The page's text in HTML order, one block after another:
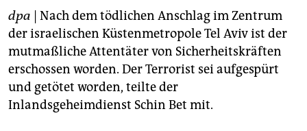
fragen & hilfe
unterstützen
abo
genossenschaft
epaper login
dpa | Nach dem tödlichen Anschlag im Zentrum
der israelischen Küstenmetropole Tel Aviv ist der
mutmaßliche Attentäter von Sicherheitskräften
erschossen worden. Der Terrorist sei aufgespürt
und getötet worden, teilte der
Inlandsgeheimdienst Schin Bet mit.